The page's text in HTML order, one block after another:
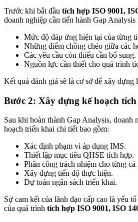
Trước khi bắt đầu tích hợp ISO 9001,
doanh nghiệp cần tiến hành Gap Analysis
Mức độ đáp ứng hiện tại của từng
Những điểm chồng chéo giữa các
Các yêu cầu còn thiếu cần bổ sung.
Nguồn lực cần thiết cho quá trình
Kết quả đánh giá sẽ là cơ sở để xây
Bước 2: Xây dựng kế hoạch
Sau khi hoàn thành Gap Analysis, doanh
hoạch triển khai chi tiết bao gồm:
Xác định phạm vi áp dụng IMS.
Thiết lập mục tiêu QHSE tích hợp.
Phân công trách nhiệm cho từng cá
Xây dựng tiến độ thực hiện.
Dự toán ngân sách triển khai.
Sự cam kết của lãnh đạo cấp cao là yếu
của quá trình tích hợp ISO 9001, ISO